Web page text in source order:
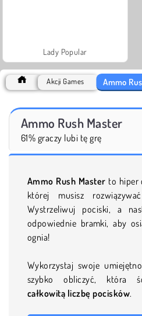
Lady Popular
Akcji Games Ammo
Ammo Rush Master
61% graczy lubi tę grę
Ammo Rush Master to hiper
której musisz
Wystrzeliwuj pociski, a
odpowiednie bramki, aby
ognia!
Wykorzystaj swoje
szybko obliczyć, która
całkowitą liczbę pocisków.